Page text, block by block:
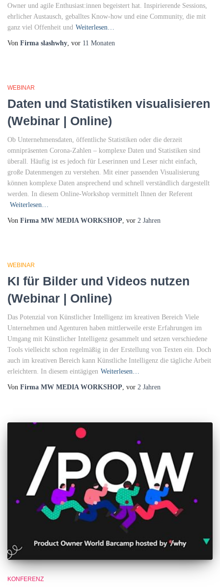
Owner und agile Enthusiast:innen begeistert hat. Inspirierende Sessions,
ehrlicher Austausch, geballtes Know-how und eine Community, die mit
ganz viel Offenheit und Weiterlesen…
Von Firma slashwhy, vor 11 Monaten
WEBINAR
Daten und Statistiken visualisieren
(Webinar | Online)
Ob Unternehmensdaten, öffentliche Statistiken oder die derzeit
omnipräsenten Corona-Zahlen – komplexe Daten und Statistiken sind
überall. Häufig ist es jedoch für Leserinnen und Leser nicht einfach,
große Datenmengen zu verstehen. Mit einer passenden Visualisierung
können komplexe Daten ansprechend und schnell verständlich dargestellt
werden. In diesem Online-Workshop vermittelt Ihnen der Referent
Weiterlesen…
Von Firma MW MEDIA WORKSHOP, vor 2 Jahren
WEBINAR
KI für Bilder und Videos nutzen
(Webinar | Online)
Das Potenzial von Künstlicher Intelligenz im kreativen Bereich Viele
Unternehmen und Agenturen haben mittlerweile erste Erfahrungen im
Umgang mit Künstlicher Intelligenz gesammelt und setzen verschiedene
Tools vielleicht schon regelmäßig in der Erstellung von Texten ein. Doch
auch im kreativen Bereich kann Künstliche Intelligenz die tägliche Arbeit
erleichtern. In diesem eintägigen Weiterlesen…
Von Firma MW MEDIA WORKSHOP, vor 2 Jahren
KONFERENZ